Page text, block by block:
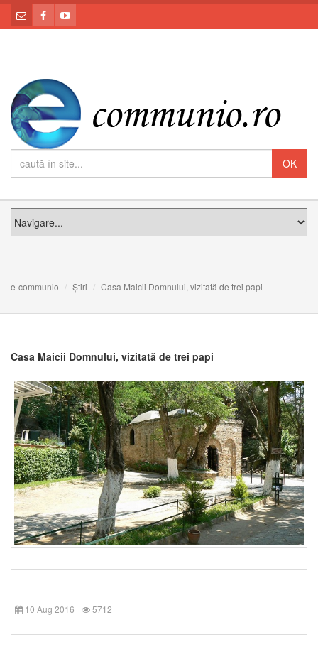
e-communio Știri Casa Maicii Domnului, vizitată de trei papi
Casa Maicii Domnului, vizitată de trei papi
10 Aug 2016 5712